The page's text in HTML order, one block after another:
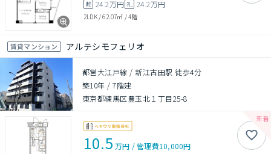
敷 24.2万円 礼 24.2万円
2LDK/62.07㎡ /4階
賃貸マンション アルテシモフェリオ
都営大江戸線 / 新江古田駅 徒歩4分
築10年 /7階建
東京都練馬区豊玉北１丁目25-8
10.5 万円 /管理費10,000円